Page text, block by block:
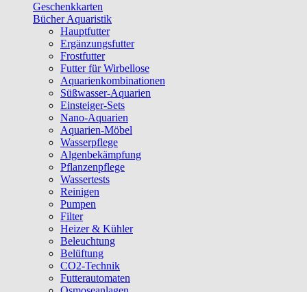
Geschenkkarten
Bücher Aquaristik
Hauptfutter
Ergänzungsfutter
Frostfutter
Futter für Wirbellose
Aquarienkombinationen
Süßwasser-Aquarien
Einsteiger-Sets
Nano-Aquarien
Aquarien-Möbel
Wasserpflege
Algenbekämpfung
Pflanzenpflege
Wassertests
Reinigen
Pumpen
Filter
Heizer & Kühler
Beleuchtung
Belüftung
CO2-Technik
Futterautomaten